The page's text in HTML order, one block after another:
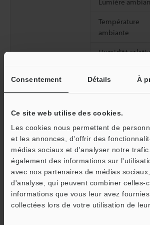
Consentement Détails À
Ce site web utilise des cookies.
Les cookies nous permettent de
et les annonces, d'offrir des
médias sociaux et d'analyser notre
également des informations sur
avec nos partenaires de médias
d'analyse, qui peuvent combiner celles-
informations que vous leur avez
collectées lors de votre utilisation de
Température
ambiante
Humidité
vibrations
Matériau
Poids
*1 La classification est basée sur la norme
conformément aux exigences du Laser
dispositifs laser publié par la FDA (CDRH).